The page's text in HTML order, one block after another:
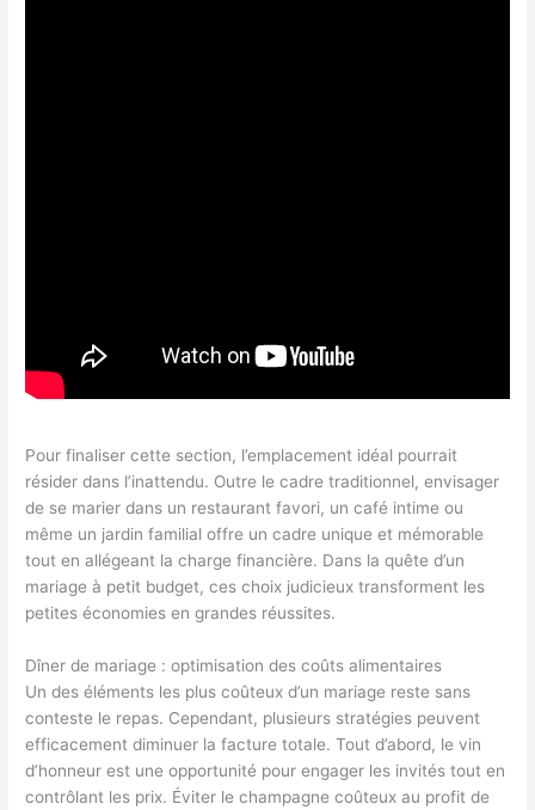
Pour finaliser cette section, l’emplacement idéal pourrait
résider dans l’inattendu. Outre le cadre traditionnel, envisager
de se marier dans un restaurant favori, un café intime ou
même un jardin familial offre un cadre unique et mémorable
tout en allégeant la charge financière. Dans la quête d’un
mariage à petit budget, ces choix judicieux transforment les
petites économies en grandes réussites.
Dîner de mariage : optimisation des coûts alimentaires
Un des éléments les plus coûteux d’un mariage reste sans
conteste le repas. Cependant, plusieurs stratégies peuvent
efficacement diminuer la facture totale. Tout d’abord, le vin
d’honneur est une opportunité pour engager les invités tout en
contrôlant les prix. Éviter le champagne coûteux au profit de